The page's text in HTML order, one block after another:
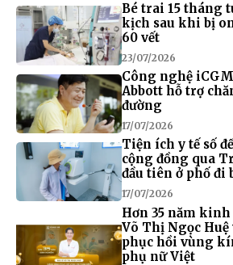
Bé trai 15 tháng
kịch sau khi bị
60 vết
23/07/2026
Công nghệ
Abbott hỗ trợ
đường
17/07/2026
Tiện ích y tế số
cộng đồng qua
đầu tiên ở phố đi
17/07/2026
Hơn 35 năm
Võ Thị Ngọc
phục hồi vùng
phụ nữ Việt